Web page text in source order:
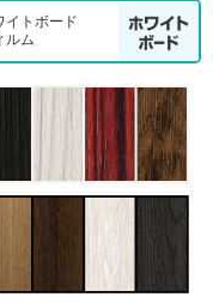
イトボード
ルム